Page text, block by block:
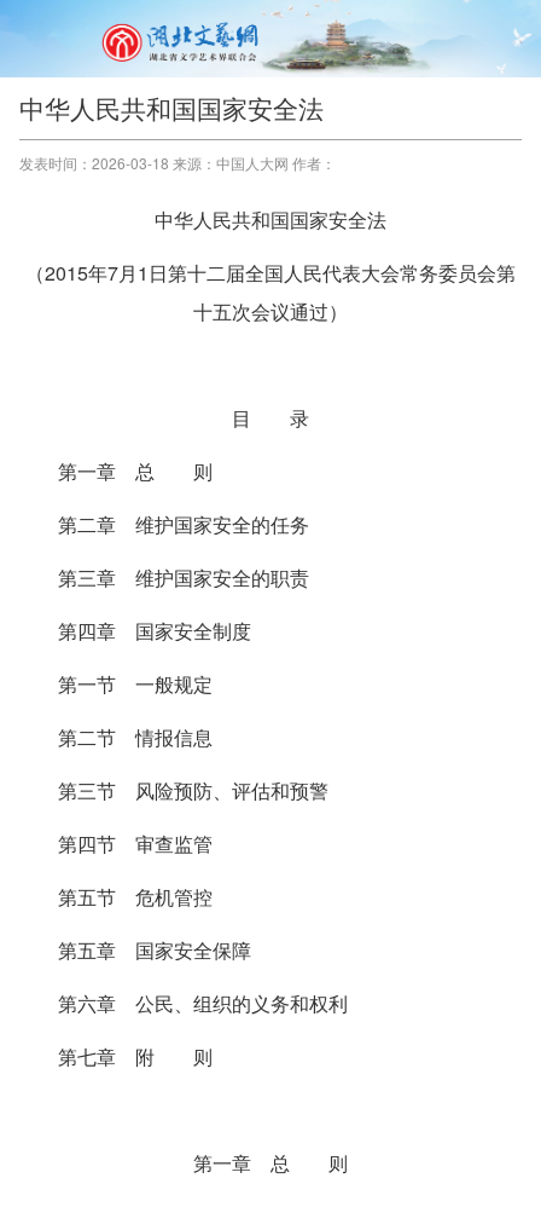
中华人民共和国国家安全法
发表时间：2026-03-18 来源：中国人大网 作者：
中华人民共和国国家安全法
（2015年7月1日第十二届全国人民代表大会常务委员会第
十五次会议通过）
目 录
第一章 总 则
第二章 维护国家安全的任务
第三章 维护国家安全的职责
第四章 国家安全制度
第一节 一般规定
第二节 情报信息
第三节 风险预防、评估和预警
第四节 审查监管
第五节 危机管控
第五章 国家安全保障
第六章 公民、组织的义务和权利
第七章 附 则
第一章 总 则